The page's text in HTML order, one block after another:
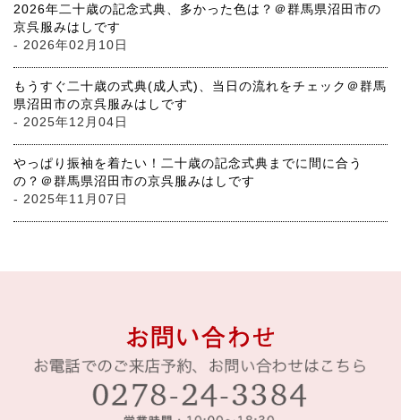
2026年二十歳の記念式典、多かった色は？＠群馬県沼田市の
京呉服みはしです
- 2026年02月10日
もうすぐ二十歳の式典(成人式)、当日の流れをチェック＠群馬
県沼田市の京呉服みはしです
- 2025年12月04日
やっぱり振袖を着たい！二十歳の記念式典までに間に合う
の？＠群馬県沼田市の京呉服みはしです
- 2025年11月07日